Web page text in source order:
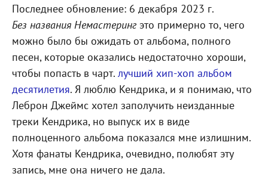
Последнее обновление: 6 декабря 2023 г.
Без названия Немастеринг это примерно то, чего
можно было бы ожидать от альбома, полного
песен, которые оказались недостаточно хороши,
чтобы попасть в чарт. лучший хип-хоп альбом
десятилетия. Я люблю Кендрика, и я понимаю, что
Леброн Джеймс хотел заполучить неизданные
треки Кендрика, но выпуск их в виде
полноценного альбома показался мне излишним.
Хотя фанаты Кендрика, очевидно, полюбят эту
запись, мне она ничего не дала.